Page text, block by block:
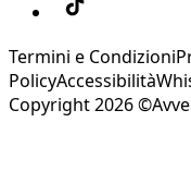
Termini e Condizioni
PolicyAccessibilità
Copyright 2026